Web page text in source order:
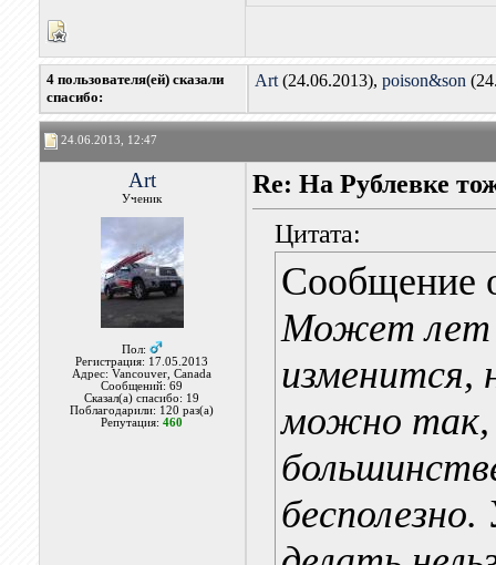
4 пользователя(ей) сказали
cпасибо:
Art(24.06.2013), poison&son
24.06.2013, 12:47
Art
Ученик
Пол:
Регистрация: 17.05.2013
Адрес: Vancouver, Canada
Сообщений: 69
Сказал(а) спасибо: 19
Поблагодарили: 120 раз(а)
Репутация:460
Re: На Рублевке
Цитата:
Сообщение
Может лет
изменится,
можно так,